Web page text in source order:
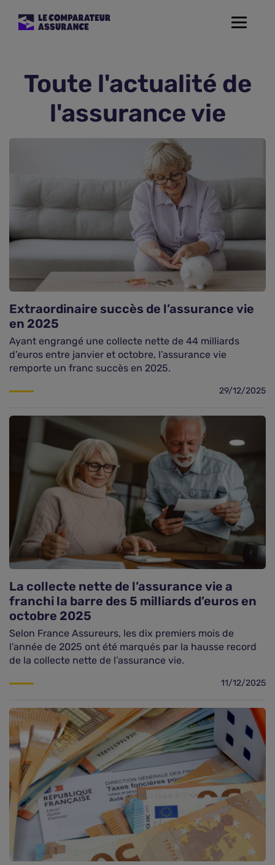
Toggle
Mutuelle Santé
Prévoyance
Assurance vie
Plus d'assurances
Toute l'actualité de
l'assurance vie
Extraordinaire succès de l’assurance vie
en 2025
Ayant engrangé une collecte nette de 44 milliards
d’euros entre janvier et octobre, l’assurance vie
remporte un franc succès en 2025.
29/12/2025
La collecte nette de l’assurance vie a
franchi la barre des 5 milliards d’euros en
octobre 2025
Selon France Assureurs, les dix premiers mois de
l’année de 2025 ont été marqués par la hausse record
de la collecte nette de l’assurance vie.
11/12/2025